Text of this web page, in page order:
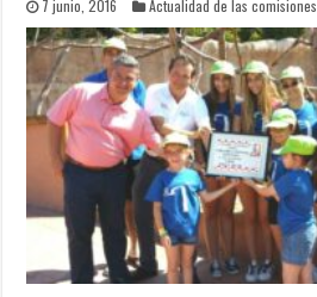
7 junio, 2016 Actualidad de las comisiones